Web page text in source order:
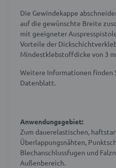
Die Gewindekappe
auf die gewünschte Breite
mit geeigneter
Vorteile der
Mindestklebstoffdicke von 3
Weitere Informationen finden
Datenblatt.
Anwendungsgebiet:
Zum dauerelastischen,
Überlappungsnähten,
Blechanschlussfugen und
Außenbereich.